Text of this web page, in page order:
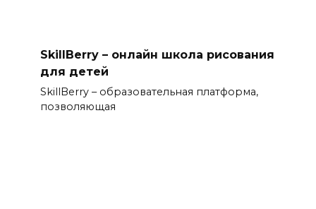
SkillBerry – онлайн школа рисования
для детей
SkillBerry – образовательная платформа,
позволяющая